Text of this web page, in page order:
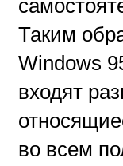
Таким
Windows
входят
во всем